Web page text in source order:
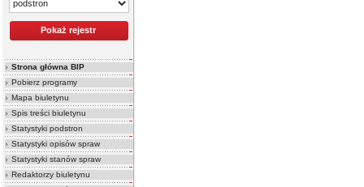
Strona główna BIP
Pobierz programy
Mapa biuletynu
Spis treści biuletynu
Statystyki podstron
Statystyki opisów spraw
Statystyki stanów spraw
Redaktorzy biuletynu